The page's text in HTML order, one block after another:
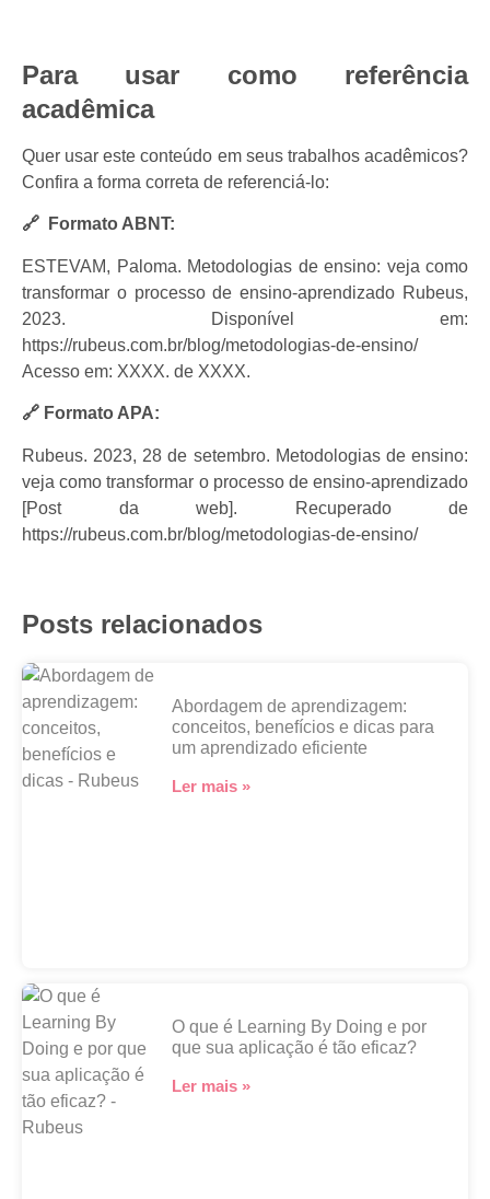
Para usar como referência
acadêmica
Quer usar este conteúdo em seus trabalhos acadêmicos?
Confira a forma correta de referenciá-lo:
🔗 Formato ABNT:
ESTEVAM, Paloma. Metodologias de ensino: veja como
transformar o processo de ensino-aprendizado Rubeus,
2023. Disponível em:
https://rubeus.com.br/blog/metodologias-de-ensino/
Acesso em: XXXX. de XXXX.
🔗 Formato APA:
Rubeus. 2023, 28 de setembro. Metodologias de ensino:
veja como transformar o processo de ensino-aprendizado
[Post da web]. Recuperado de
https://rubeus.com.br/blog/metodologias-de-ensino/
Posts relacionados
Abordagem de aprendizagem:
conceitos, benefícios e dicas para
um aprendizado eficiente
Ler mais »
O que é Learning By Doing e por
que sua aplicação é tão eficaz?
Ler mais »